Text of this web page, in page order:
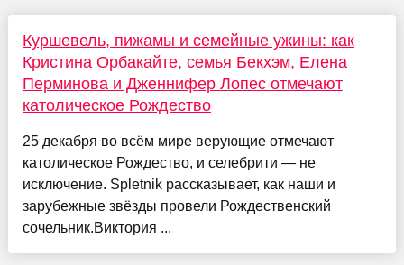
Куршевель, пижамы и семейные ужины: как
Кристина Орбакайте, семья Бекхэм, Елена
Перминова и Дженнифер Лопес отмечают
католическое Рождество
25 декабря во всём мире верующие отмечают
католическое Рождество, и селебрити — не
исключение. Spletnik рассказывает, как наши и
зарубежные звёзды провели Рождественский
сочельник.Виктория ...